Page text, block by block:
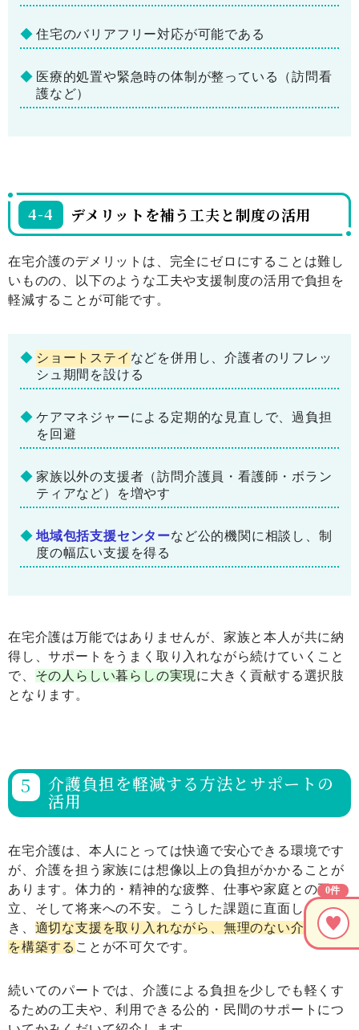
0件
住宅のバリアフリー対応が可能である
医療的処置や緊急時の体制が整っている（訪問看
護など）
4-4 デメリットを補う工夫と制度の活用
在宅介護のデメリットは、完全にゼロにすることは難し
いものの、以下のような工夫や支援制度の活用で負担を
軽減することが可能です。
ショートステイ などを併用し、介護者のリフレッ
シュ期間を設ける
ケアマネジャーによる定期的な見直しで、過負担
を回避
家族以外の支援者（訪問介護員・看護師・ボラン
ティアなど）を増やす
地域包括支援センターなど公的機関に相談し、制
度の幅広い支援を得る
在宅介護は万能ではありませんが、家族と本人が共に納
得し、サポートをうまく取り入れながら続けていくこと
で、 その人らしい暮らしの実現に大きく貢献する選択肢
となります。
介護負担を軽減する方法とサポートの
活用
在宅介護は、本人にとっては快適で安心できる環境です
が、介護を担う家族には想像以上の負担がかかることが
あります。体力的・精神的な疲弊、仕事や家庭との両
立、そして将来への不安。こうした課題に直面したと
き、 適切な支援を取り入れながら、無理のない介護体制
を構築する ことが不可欠です。
続いてのパートでは、介護による負担を少しでも軽くす
るための工夫や、利用できる公的・民間のサポートにつ